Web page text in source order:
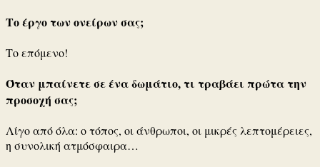
Το έργο των ονείρων σας;
Το επόμενο!
Όταν μπαίνετε σε ένα δωμάτιο, τι τραβάει πρώτα την
προσοχή σας;
Λίγο από όλα: ο τόπος, οι άνθρωποι, οι μικρές λεπτομέρειες,
η συνολική ατμόσφαιρα…